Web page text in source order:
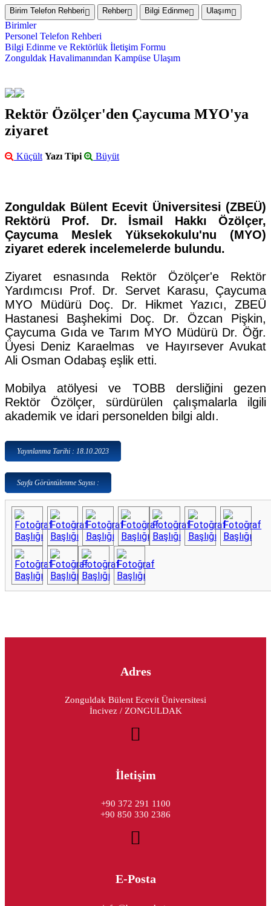
Birim Telefon Rehberi Rehber Bilgi Edinme Ulaşım
Birimler
Personel Telefon Rehberi
Bilgi Edinme ve Rektörlük İletişim Formu
Zonguldak Havalimanından Kampüse Ulaşım
Rektör Özölçer'den Çaycuma MYO'ya
ziyaret
Küçült Yazı Tipi Büyüt
Zonguldak Bülent Ecevit Üniversitesi (ZBEÜ)
Rektörü Prof. Dr. İsmail Hakkı Özölçer,
Çaycuma Meslek Yüksekokulu'nu (MYO)
ziyaret ederek incelemelerde bulundu.
Ziyaret esnasında Rektör Özölçer'e Rektör
Yardımcısı Prof. Dr. Servet Karasu, Çaycuma
MYO Müdürü Doç. Dr. Hikmet Yazıcı, ZBEÜ
Hastanesi Başhekimi Doç. Dr. Özcan Pişkin,
Çaycuma Gıda ve Tarım MYO Müdürü Dr. Öğr.
Üyesi Deniz Karaelmas ve Hayırsever Avukat
Ali Osman Odabaş eşlik etti.
Mobilya atölyesi ve TOBB dersliğini gezen
Rektör Özölçer, sürdürülen çalışmalarla ilgili
akademik ve idari personelden bilgi aldı.
Yayınlanma Tarihi : 18.10.2023
Sayfa Görüntülenme Sayısı :
Adres
Zonguldak Bülent Ecevit Üniversitesi
İncivez / ZONGULDAK
İletişim
+90 372 291 1100
+90 850 330 2386
E-Posta